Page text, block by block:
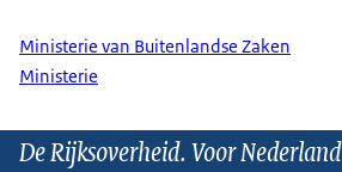
Ministerie van Buitenlandse Zaken
Ministerie
De Rijksoverheid. Voor Nederland